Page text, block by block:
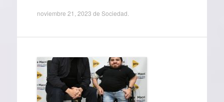
noviembre 21, 2023 de Sociedad